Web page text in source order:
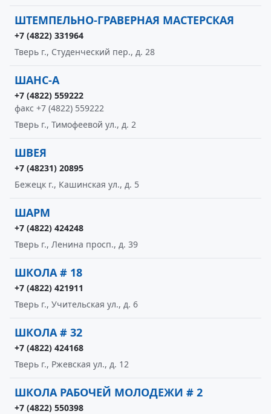
ШТЕМПЕЛЬНО-ГРАВЕРНАЯ МАСТЕРСКАЯ
+7 (4822) 331964
Тверь г., Студенческий пер., д. 28
ШАНС-А
+7 (4822) 559222
факс +7 (4822) 559222
Тверь г., Тимофеевой ул., д. 2
ШВЕЯ
+7 (48231) 20895
Бежецк г., Кашинская ул., д. 5
ШАРМ
+7 (4822) 424248
Тверь г., Ленина просп., д. 39
ШКОЛА # 18
+7 (4822) 421911
Тверь г., Учительская ул., д. 6
ШКОЛА # 32
+7 (4822) 424168
Тверь г., Ржевская ул., д. 12
ШКОЛА РАБОЧЕЙ МОЛОДЕЖИ # 2
+7 (4822) 550398